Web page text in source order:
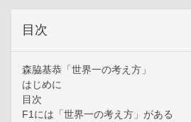
目次
森脇基恭「世界一の考え方」
はじめに
目次
F1には「世界一の考え方」がある